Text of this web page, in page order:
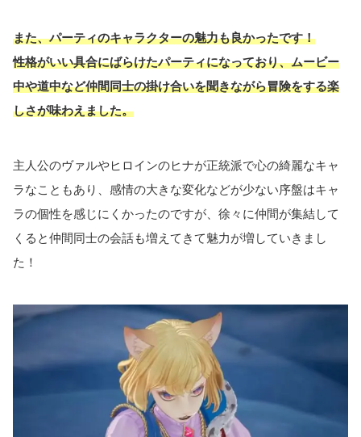
また、パーティのキャラクターの魅力も良かったです！
性格がいい具合にばらけたパーティになっており、ムービー
中や道中など仲間同士の掛け合いを聞きながら冒険をする楽
しさが味わえました。
主人公のヴァルやヒロインのヒナが正統派で心の綺麗なキャ
ラなこともあり、感情の大きな変化などが少ない序盤はキャ
ラの個性を感じにくかったのですが、徐々に仲間が集結して
くると仲間同士の会話も増えてきて魅力が増していきまし
た！